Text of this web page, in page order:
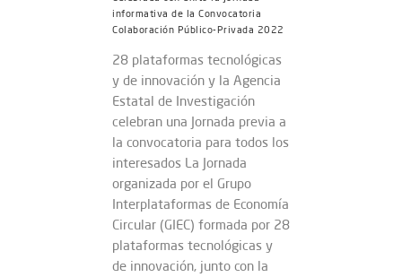
informativa de la Convocatoria
Colaboración Público-Privada 2022
28 plataformas tecnológicas
y de innovación y la Agencia
Estatal de Investigación
celebran una Jornada previa a
la convocatoria para todos los
interesados La Jornada
organizada por el Grupo
Interplataformas de Economía
Circular (GIEC) formada por 28
plataformas tecnológicas y
de innovación, junto con la